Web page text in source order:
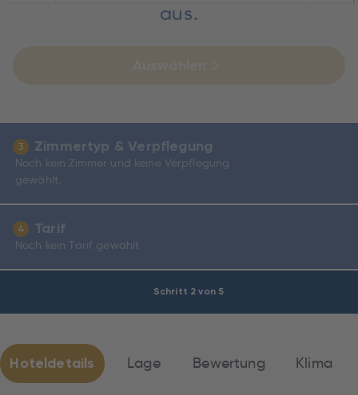
Schritt 2 von 5
aus.
3 Zimmertyp & Verpflegung
Noch kein Zimmer und keine Verpflegung
gewählt.
4 Tarif
Noch kein Tarif gewählt
Hoteldetails Lage Bewertung Klima